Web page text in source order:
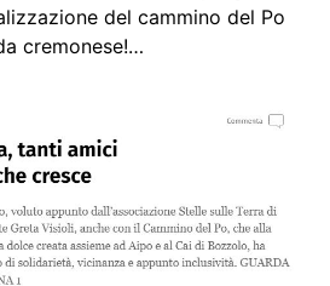
del cammino del Po
cremonese!…